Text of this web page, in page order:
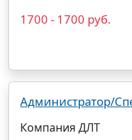
1700 - 1700 руб.
Администратор/
Компания ДЛТ